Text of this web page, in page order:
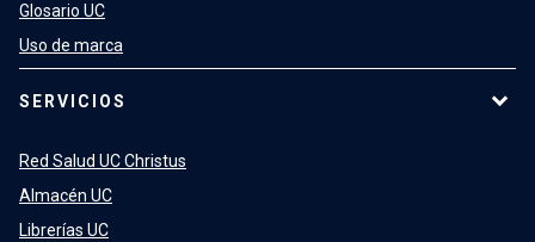
Glosario UC
Uso de marca
SERVICIOS
Red Salud UC Christus
Almacén UC
Librerías UC